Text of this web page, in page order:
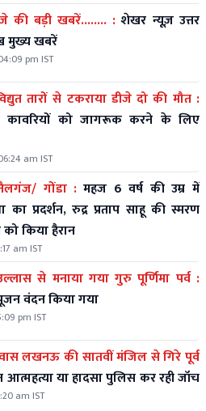
की बड़ी खबरें........ : शेखर न्यूज़ उत्तर
मुख्य खबरें
pm IST
सीतापुर में विद्युत तारों से टकराया डीजे दो की मौत :
को जागरूक करने के लिए
am IST
परसपुर/करनैलगंज/ गोंडा : महज 6 वर्ष की उम्र में
का प्रदर्शन, रुद्र प्रताप साहू की स्मरण
किया हैरान
am IST
बड़े ही हर्ष उल्लास से मनाया गया गुरु पूर्णिमा पर्व :
वंदन किया गया
pm IST
लखनऊ की सातवीं मंजिल से गिरे पूर्व
आत्महत्या या हादसा पुलिस कर रही जॉच
am IST